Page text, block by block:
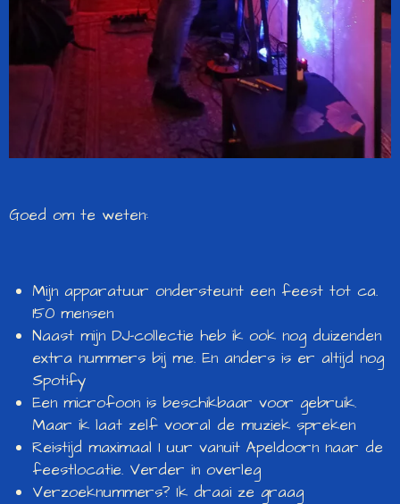
Goed om te weten:
Mijn apparatuur ondersteunt een feest tot ca.
150 mensen
Naast mijn DJ-collectie heb ik ook nog duizenden
extra nummers bij me. En anders is er altijd nog
Spotify
Een microfoon is beschikbaar voor gebruik.
Maar ik laat zelf vooral de muziek spreken
Reistijd maximaal 1 uur vanuit Apeldoorn naar de
feestlocatie. Verder in overleg
Verzoeknummers? Ik draai ze graag